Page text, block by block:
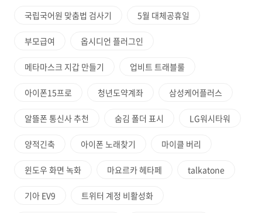
국립국어원 맞춤법 검사기 5월 대체공휴일
부모급여 옵시디언 플러그인
메타마스크 지갑 만들기 업비트 트래블룰
아이폰15프로 청년도약계좌 삼성케어플러스
알뜰폰 통신사 추천 숨김 폴더 표시 LG워시타워
양적긴축 아이폰 노래찾기 마이클 버리
윈도우 화면 녹화 마요르카 헤타페 talkatone
기아 EV9 트위터 계정 비활성화